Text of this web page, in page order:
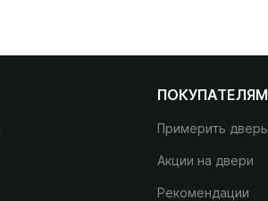
ПОКУПАТЕЛЯМ
Примерить дверь
Акции на двери
Рекомендации